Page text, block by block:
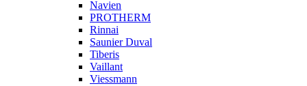
Navien
PROTHERM
Rinnai
Saunier Duval
Tiberis
Vaillant
Viessmann